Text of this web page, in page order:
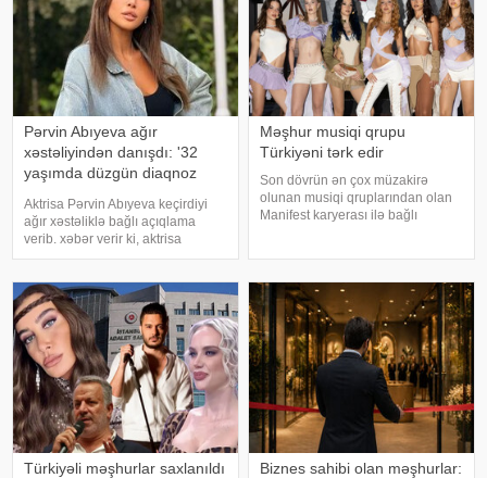
Pərvin Abıyeva ağır
xəstəliyindən danışdı: '32
yaşımda düzgün diaqnoz
Aktrisa Pərvin Abıyeva keçirdiyi
ağır xəstəliklə bağlı açıqlama
verib. xəbər verir ki, aktrisa
axlorhidriya xəstəliyindən əziyyət
diaqnoz qoyula bilmədiyini
bildirib. "Bu əməliyyat
Azərbaycand
Məşhur musiqi qrupu
Türkiyəni tərk edir
Son dövrün ən çox müzakirə
olunan musiqi qruplarından olan
Manifest karyerası ilə bağlı
Tolqa Akış üzvlərin sentyabr
ayında İstanbuldak
Türkiyəli məşhurlar saxlanıldı
Biznes sahibi olan məşhurlar: